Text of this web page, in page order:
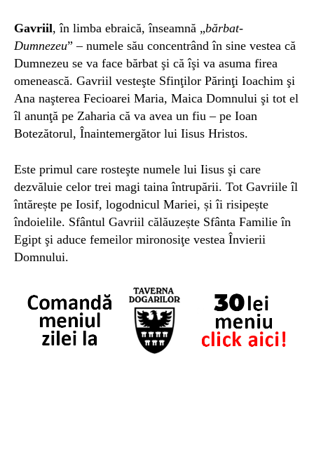
Gavriil, în limba ebraică, înseamnă „bărbat-
Dumnezeu” – numele său concentrând în sine vestea că
Dumnezeu se va face bărbat şi că îşi va asuma firea
omenească. Gavriil vesteşte Sfinţilor Părinţi Ioachim şi
Ana naşterea Fecioarei Maria, Maica Domnului şi tot el
îl anunţă pe Zaharia că va avea un fiu – pe Ioan
Botezătorul, Înaintemergător lui Iisus Hristos.
Este primul care rosteşte numele lui Iisus şi care
dezvăluie celor trei magi taina întrupării. Tot Gavriile îl
întărește pe Iosif, logodnicul Mariei, și îi risipește
îndoielile. Sfântul Gavriil călăuzește Sfânta Familie în
Egipt şi aduce femeilor mironosiţe vestea Învierii
Domnului.